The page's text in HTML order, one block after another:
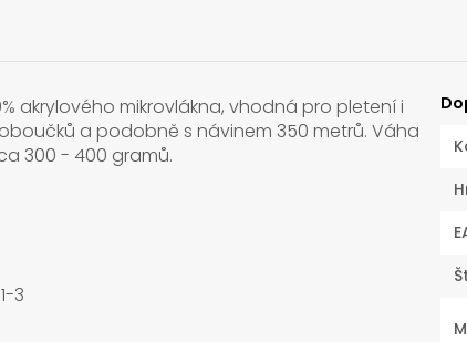
akrylového mikrovlákna, vhodná pro pletení i
a podobně s návinem 350 metrů. Váha
300 - 400 gramů.
1-3